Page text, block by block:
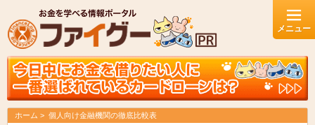
ホーム 個人向け金融機関の徹底比較表